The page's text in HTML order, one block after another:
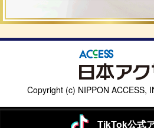
Copyright (c) NIPPON ACCESS,
TikTok公式